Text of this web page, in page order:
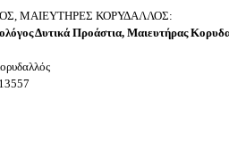
ΜΑΙΕΥΤΗΡΕΣ ΚΟΡΥΔΑΛΛΟΣ:
Δυτικά Προάστια, Μαιευτήρας